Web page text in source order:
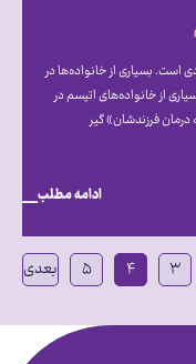
۵ برابر یک فرد عادی است. بسیاری از خانواده‌ها در
از خانواده‌های اتیسم در
فرزندشان» گیر
ادامه مطلب
۳ ۴ ۵ بعدی